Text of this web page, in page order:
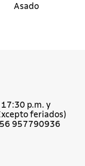
Asado
17:30 p.m. y
feriados)
957790936